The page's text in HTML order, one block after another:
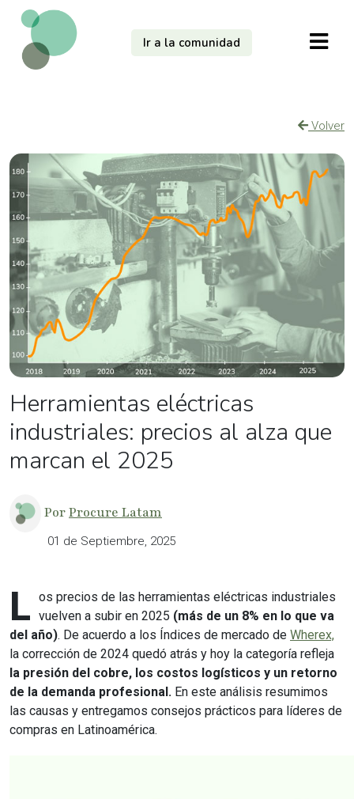
Ir a la comunidad
Volver
Herramientas eléctricas
industriales: precios al alza que
marcan el 2025
PorProcure Latam
01 de Septiembre, 2025
L os precios de las herramientas eléctricas industriales
vuelven a subir en 2025 (más de un 8% en lo que va
del año). De acuerdo a los Índices de mercado de Wherex,
la corrección de 2024 quedó atrás y hoy la categoría refleja
la presión del cobre, los costos logísticos y un retorno
de la demanda profesional. En este análisis resumimos
las causas y entregamos consejos prácticos para líderes de
compras en Latinoamérica.